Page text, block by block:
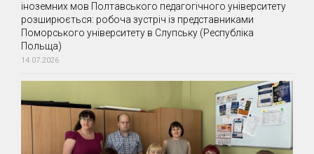
іноземних мов Полтавського педагогічного університету
розширюється: робоча зустріч із представниками
Поморського університету в Слупську (Республіка
Польща)
14.07.2026